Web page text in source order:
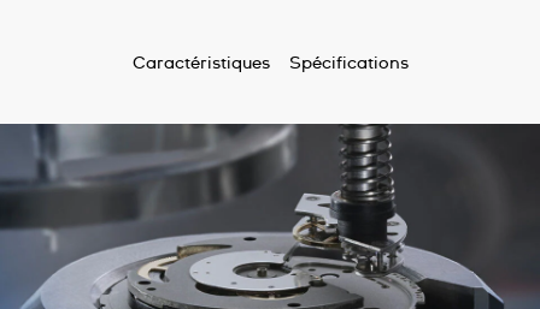
Caractéristiques Spécifications